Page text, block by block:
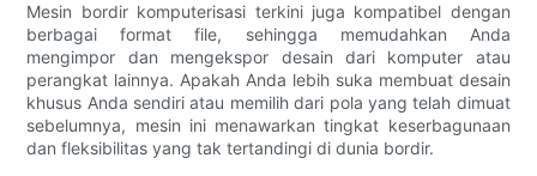
Mesin bordir komputerisasi terkini juga kompatibel dengan
berbagai format file, sehingga memudahkan Anda
mengimpor dan mengekspor desain dari komputer atau
perangkat lainnya. Apakah Anda lebih suka membuat desain
khusus Anda sendiri atau memilih dari pola yang telah dimuat
sebelumnya, mesin ini menawarkan tingkat keserbagunaan
dan fleksibilitas yang tak tertandingi di dunia bordir.